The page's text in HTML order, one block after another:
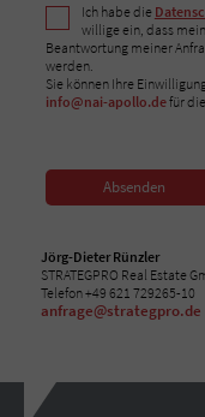
Ich habe die
willige ein, dass
Beantwortung meiner
werden.
Sie können Ihre
info@nai-apollo.defür
Absenden
Jörg-Dieter Rünzler
STRATEGPRO Real Estate
Telefon +49 621 729265-10
anfrage@strategpro.de